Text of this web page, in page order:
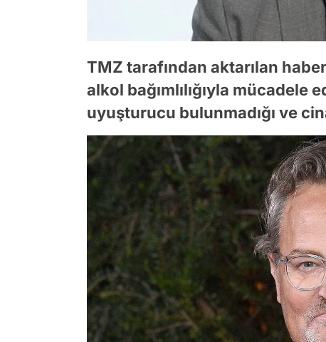
TMZ tarafından aktarılan
alkol bağımlılığıyla mücadele
uyuşturucu bulunmadığı ve